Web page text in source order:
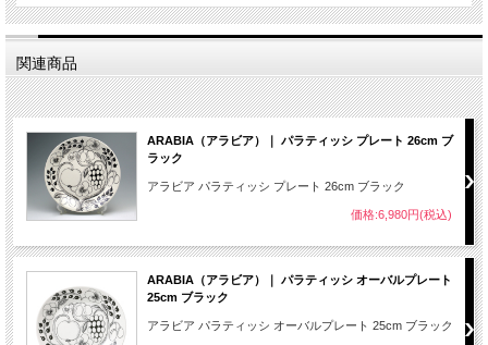
関連商品
ARABIA（アラビア）｜ パラティッシ プレート 26cm ブ
ラック
アラビア パラティッシ プレート 26cm ブラック
価格:6,980円(税込)
ARABIA（アラビア）｜ パラティッシ オーバルプレート
25cm ブラック
アラビア パラティッシ オーバルプレート 25cm ブラック